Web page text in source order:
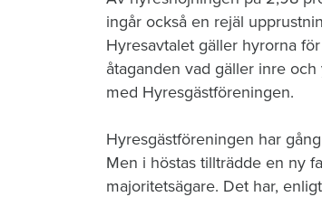
ingår också en rejäl
Hyresavtalet gäller hyrorna
åtaganden vad gäller inre
med Hyresgästföreningen.
Hyresgästföreningen har
Men i höstas tillträdde en ny
majoritetsägare. Det har,